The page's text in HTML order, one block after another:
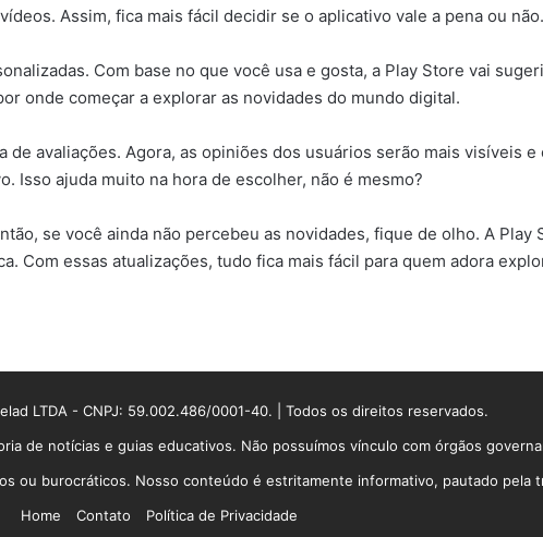
Assim, fica mais fácil decidir se o aplicativo vale a pena ou não.
Com base no que você usa e gosta, a Play Store vai
onde começar a explorar as novidades do mundo digital.
avaliações. Agora, as opiniões dos usuários serão mais visíveis
Isso ajuda muito na hora de escolher, não é mesmo?
se você ainda não percebeu as novidades, fique de olho. A Play
Com essas atualizações, tudo fica mais fácil para quem adora
LTDA - CNPJ: 59.002.486/0001-40. | Todos os direitos reservados.
de notícias e guias educativos. Não possuímos vínculo com órgãos
ou burocráticos. Nosso conteúdo é estritamente informativo, pautado pela
Home
Contato Política de Privacidade